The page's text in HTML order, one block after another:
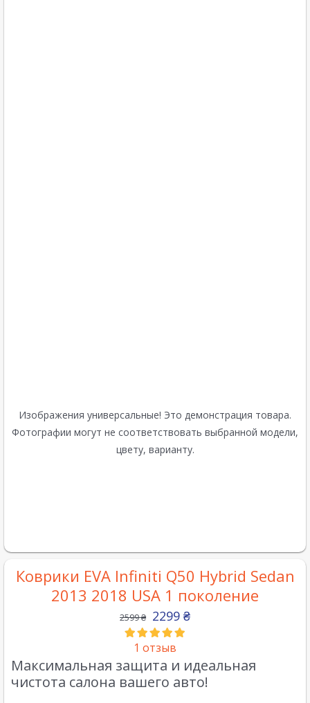
Изображения универсальные! Это демонстрация товара.
Фотографии могут не соответствовать выбранной модели,
цвету, варианту.
Коврики EVA Infiniti Q50 Hybrid Sedan
2013 2018 USA 1 поколение
2599₴ 2299 ₴
1 отзыв
Максимальная защита и идеальная
чистота салона вашего авто!